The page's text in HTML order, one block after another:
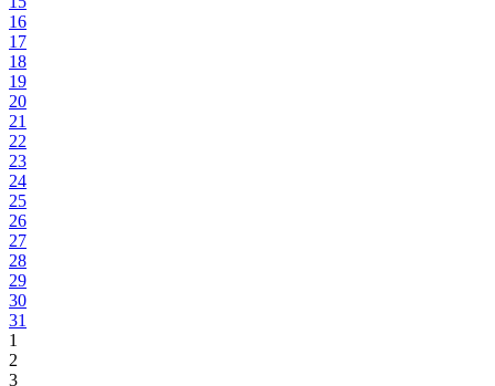
16
17
18
19
20
21
22
23
24
25
26
27
28
29
30
31
1
2
3